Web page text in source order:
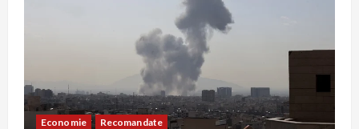
Economie Recomandate